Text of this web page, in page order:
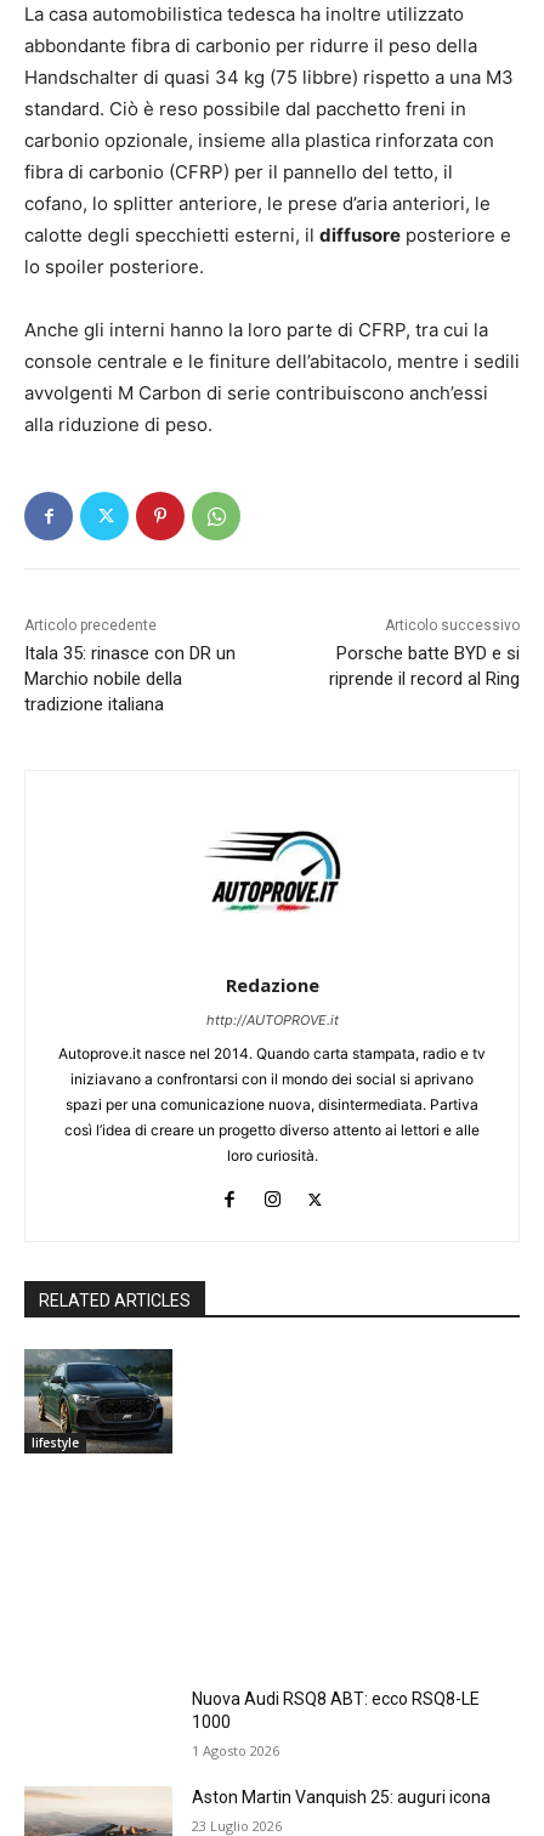
La casa automobilistica tedesca ha inoltre utilizzato
abbondante fibra di carbonio per ridurre il peso della
Handschalter di quasi 34 kg (75 libbre) rispetto a una M3
standard. Ciò è reso possibile dal pacchetto freni in
carbonio opzionale, insieme alla plastica rinforzata con
fibra di carbonio (CFRP) per il pannello del tetto, il
cofano, lo splitter anteriore, le prese d’aria anteriori, le
calotte degli specchietti esterni, il diffusore posteriore e
lo spoiler posteriore.
Anche gli interni hanno la loro parte di CFRP, tra cui la
console centrale e le finiture dell’abitacolo, mentre i sedili
avvolgenti M Carbon di serie contribuiscono anch’essi
alla riduzione di peso.
Articolo precedente
Itala 35: rinasce con DR un
Marchio nobile della
tradizione italiana
Articolo successivo
Porsche batte BYD e si
riprende il record al Ring
Redazione
http://AUTOPROVE.it
Autoprove.it nasce nel 2014. Quando carta stampata, radio e tv
iniziavano a confrontarsi con il mondo dei social si aprivano
spazi per una comunicazione nuova, disintermediata. Partiva
così l’idea di creare un progetto diverso attento ai lettori e alle
loro curiosità.
RELATED ARTICLES
lifestyle
Nuova Audi RSQ8 ABT: ecco RSQ8-LE
1000
1 Agosto 2026
Aston Martin Vanquish 25: auguri icona
23 Luglio 2026